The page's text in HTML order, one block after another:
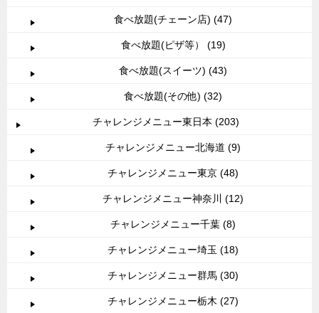
食べ放題(チェーン店) (47)
食べ放題(ピザ等） (19)
食べ放題(スイーツ) (43)
食べ放題(その他) (32)
チャレンジメニュー東日本 (203)
チャレンジメニュー北海道 (9)
チャレンジメニュー東京 (48)
チャレンジメニュー神奈川 (12)
チャレンジメニュー千葉 (8)
チャレンジメニュー埼玉 (18)
チャレンジメニュー群馬 (30)
チャレンジメニュー栃木 (27)